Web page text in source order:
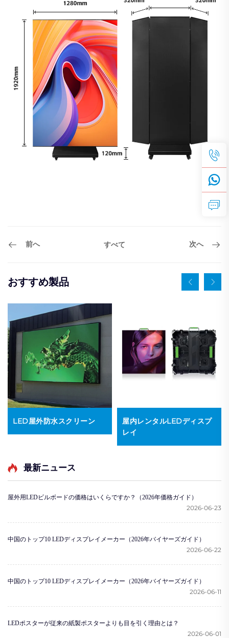
前へ すべて 次へ
おすすめ製品
LED屋外防水スクリーン
屋内レンタルLEDディスプ
レイ
最新ニュース
屋外用LEDビルボードの価格はいくらですか？（2026年価格ガイド）
2026-06-23
中国のトップ10 LEDディスプレイメーカー（2026年バイヤーズガイド）
2026-06-22
中国のトップ10 LEDディスプレイメーカー（2026年バイヤーズガイド）
2026-06-11
LEDポスターが従来の紙製ポスターよりも目を引く理由とは？
2026-06-01